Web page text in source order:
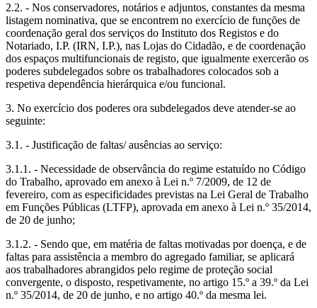
2.2. - Nos conservadores, notários e adjuntos, constantes da mesma
listagem nominativa, que se encontrem no exercício de funções de
coordenação geral dos serviços do Instituto dos Registos e do
Notariado, I.P. (IRN, I.P.), nas Lojas do Cidadão, e de coordenação
dos espaços multifuncionais de registo, que igualmente exercerão os
poderes subdelegados sobre os trabalhadores colocados sob a
respetiva dependência hierárquica e/ou funcional.
3. No exercício dos poderes ora subdelegados deve atender-se ao
seguinte:
3.1. - Justificação de faltas/ ausências ao serviço:
3.1.1. - Necessidade de observância do regime estatuído no Código
do Trabalho, aprovado em anexo à Lei n.º 7/2009, de 12 de
fevereiro, com as especificidades previstas na Lei Geral de Trabalho
em Funções Públicas (LTFP), aprovada em anexo à Lei n.º 35/2014,
de 20 de junho;
3.1.2. - Sendo que, em matéria de faltas motivadas por doença, e de
faltas para assistência a membro do agregado familiar, se aplicará
aos trabalhadores abrangidos pelo regime de proteção social
convergente, o disposto, respetivamente, no artigo 15.º a 39.º da Lei
n.º 35/2014, de 20 de junho, e no artigo 40.º da mesma lei.